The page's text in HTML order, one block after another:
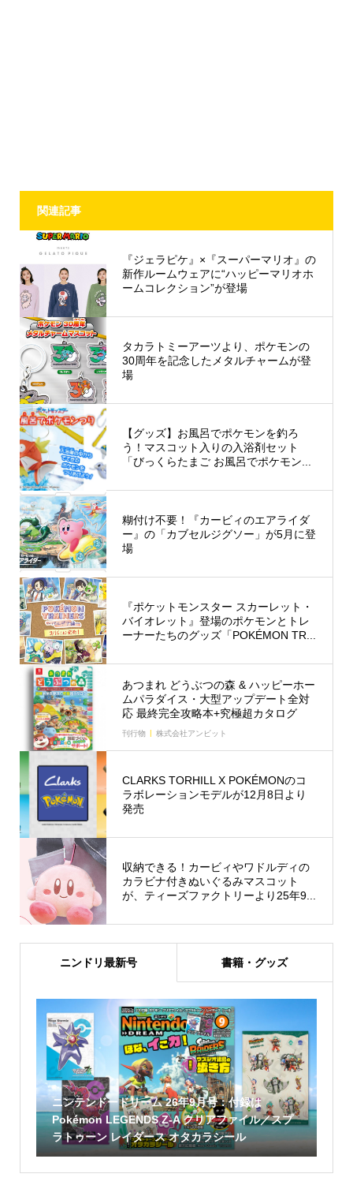
関連記事
『ジェラピケ』×『スーパーマリオ』の
新作ルームウェアに“ハッピーマリオホ
ームコレクション”が登場
タカラトミーアーツより、ポケモンの
30周年を記念したメタルチャームが登
場
【グッズ】お風呂でポケモンを釣ろ
う！マスコット入りの入浴剤セット
「びっくらたまご お風呂でポケモン...
糊付け不要！『カービィのエアライダ
ー』の「カブセルジグソー」が5月に登
場
『ポケットモンスター スカーレット・
バイオレット』登場のポケモンとトレ
ーナーたちのグッズ「POKÉMON TR...
あつまれ どうぶつの森 & ハッピーホー
ムパラダイス・大型アップデート全対
応 最終完全攻略本+究極超カタログ
刊行物 株式会社アンビット
CLARKS TORHILL X POKÉMONのコ
ラボレーションモデルが12月8日より
発売
収納できる！カービィやワドルディの
カラビナ付きぬいぐるみマスコット
が、ティーズファクトリーより25年9...
ニンドリ最新号 書籍・グッズ
ニンテンドードリーム 26年9月号：付録は
Pokémon LEGENDS Z-A クリアファイル／スプ
ラトゥーン レイダース オタカラシール